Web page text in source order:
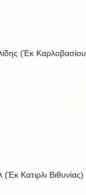
(Έκ Καρλοβασίου
Κατιρλι Βιθυνίας)